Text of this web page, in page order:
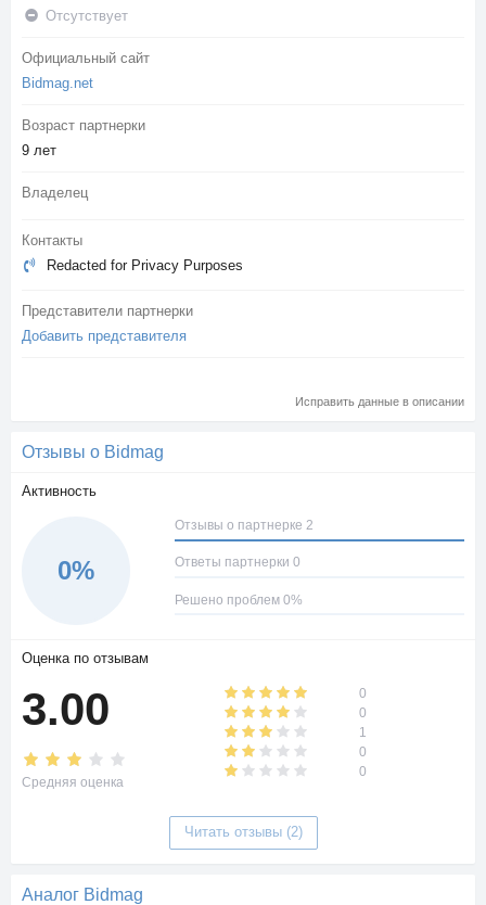
Отсутствует
Официальный сайт
Bidmag.net
Возраст партнерки
9 лет
Владелец
Контакты
Redacted for Privacy Purposes
Представители партнерки
Добавить представителя
Исправить данные в описании
Отзывы о Bidmag
Активность
0%
Отзывы о партнерке 2
Ответы партнерки 0
Решено проблем 0%
Оценка по отзывам
3.00
Средняя оценка
0
0
1
0
0
Читать отзывы (2)
Аналог Bidmag